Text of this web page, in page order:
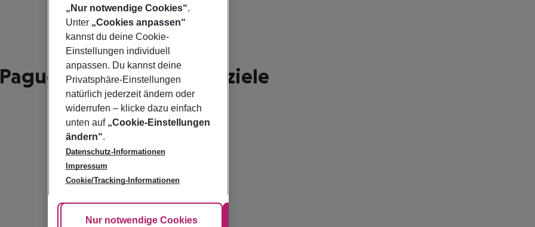
- schönste Reiseziele
„Nur notwendige Cookies“.
Unter „Cookies anpassen“
kannst du deine Cookie-
Einstellungen individuell
anpassen. Du kannst deine
Privatsphäre-Einstellungen
natürlich jederzeit ändern oder
widerrufen – klicke dazu einfach
unten auf „Cookie-Einstellungen
ändern“.
Datenschutz-Informationen
Impressum
Cookie/Tracking-Informationen
Cookie anpassen
Nur notwendige Cookies